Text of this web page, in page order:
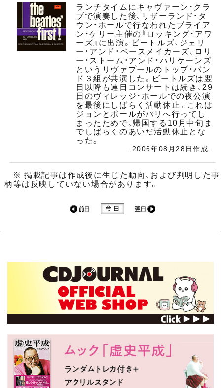
ランチタイムにキャヴァーン・クラ
ブで演奏した後、リザーランド・タ
ウン・ホールで行なわれたブライア
ン・ケリー主催の『ロッキング・アワ
ーズ』に出演。ビートルズ、ジェリ
ー・アンド・ペースメイカーズ、ロリ
ー・ストーム・アンド・ハリケーンズ
というリヴァプールのトップ・バン
ド３組が共演した。ビートルズは翌
日以降も連日コンサートは続き、29
日のヴィレッジ・ホールでの夜公演
を最後にしばらく活動休止。これは
ジョンとポールがパリへ行ってし
まったためで、帰国する10月中旬ま
でしばらくのあいだ活動休止とな
った。
−2006年08月28日作成−
※ 掲載記事は作成後に生じた動向、および判明した事
柄等は反映していない場合があります。